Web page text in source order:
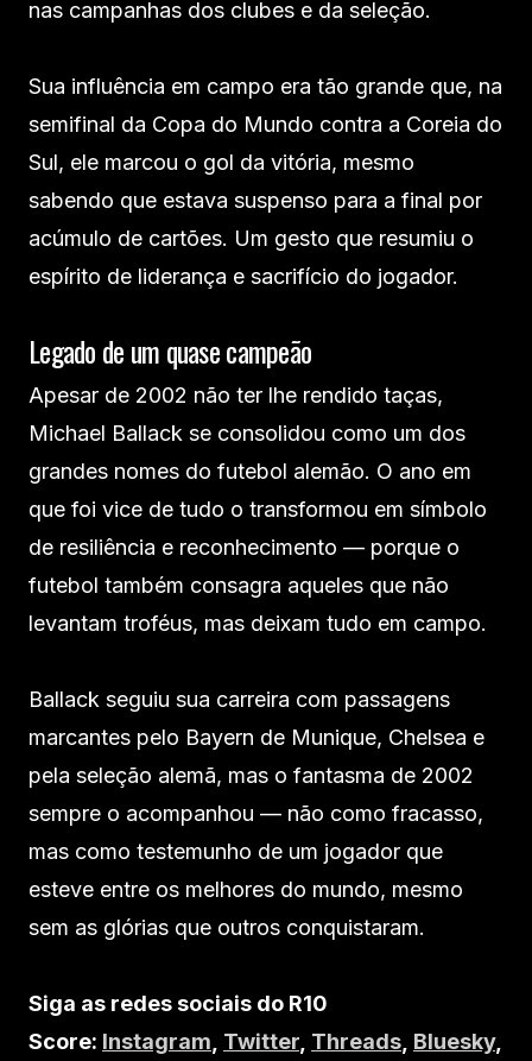
nas campanhas dos clubes e da seleção.
Sua influência em campo era tão grande que, na
semifinal da Copa do Mundo contra a Coreia do
Sul, ele marcou o gol da vitória, mesmo
sabendo que estava suspenso para a final por
acúmulo de cartões. Um gesto que resumiu o
espírito de liderança e sacrifício do jogador.
Legado de um quase campeão
Apesar de 2002 não ter lhe rendido taças,
Michael Ballack se consolidou como um dos
grandes nomes do futebol alemão. O ano em
que foi vice de tudo o transformou em símbolo
de resiliência e reconhecimento — porque o
futebol também consagra aqueles que não
levantam troféus, mas deixam tudo em campo.
Ballack seguiu sua carreira com passagens
marcantes pelo Bayern de Munique, Chelsea e
pela seleção alemã, mas o fantasma de 2002
sempre o acompanhou — não como fracasso,
mas como testemunho de um jogador que
esteve entre os melhores do mundo, mesmo
sem as glórias que outros conquistaram.
Siga as redes sociais do R10
Score: Instagram, Twitter, Threads, Bluesky,